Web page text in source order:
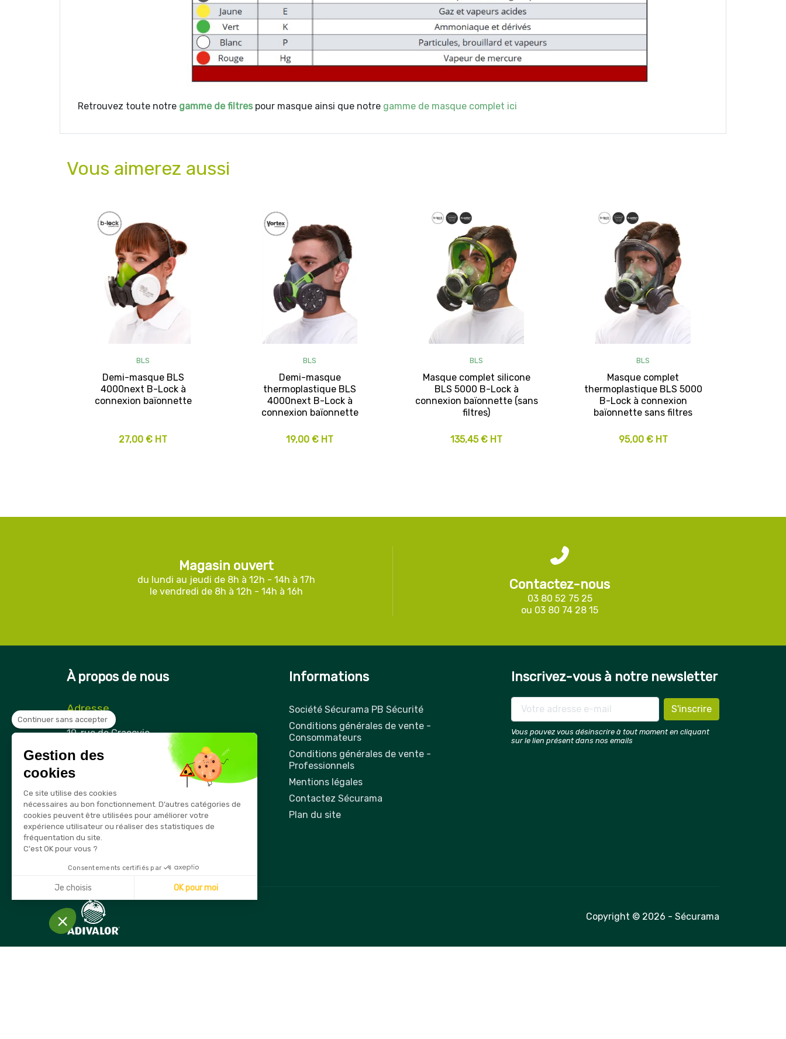
Retrouvez toute notre gamme de filtres pour masque ainsi que notre gamme de masque complet ici
Vous aimerez aussi
BLS
Demi-masque BLS
4000next B-Lock à
connexion baïonnette
27,00 € HT
BLS
Demi-masque
thermoplastique BLS
4000next B-Lock à
connexion baïonnette
19,00 € HT
BLS
Masque complet silicone
BLS 5000 B-Lock à
connexion baïonnette (sans
filtres)
135,45 € HT
BLS
Masque complet
thermoplastique BLS 5000
B-Lock à connexion
baïonnette sans filtres
95,00 € HT
Magasin ouvert
du lundi au jeudi de 8h à 12h - 14h à 17h
le vendredi de 8h à 12h - 14h à 16h
Contactez-nous
03 80 52 75 25
ou 03 80 74 28 15
À propos de nous
Adresse
Securama
19, rue de Cracovie
21850 Saint-Apollinaire
France
Téléphone
03 80 74 28 15
E-mail
info@securama.fr
Informations
Société Sécurama PB Sécurité
Conditions générales de vente -
Consommateurs
Conditions générales de vente -
Professionnels
Mentions légales
Contactez Sécurama
Plan du site
Inscrivez-vous à notre newsletter
Vous pouvez vous désinscrire à tout moment en cliquant
sur le lien présent dans nos emails
Copyright © 2026 - Sécurama
Continuer sans accepter
Gestion des
cookies
Ce site utilise des cookies
nécessaires au bon fonctionnement. D’autres catégories de
cookies peuvent être utilisées pour améliorer votre
expérience utilisateur ou réaliser des statistiques de
fréquentation du site.
C'est OK pour vous ?
Consentements certifiés par
Je choisis OK pour moi
Axeptio consent
Plateforme de Gestion du Consentement : Personnalisez vos Options
Notre plateforme vous permet d'adapter et de gérer vos paramètres de confidentialité, en garantissant la conformité avec les réglementations. Personnalisez vos